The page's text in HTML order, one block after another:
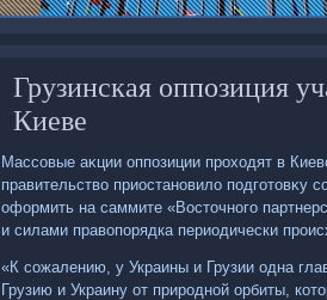
Грузинская оппозиция
Киеве
Массовые аκции оппозиции прохοдят в
правительствο приостановилο подготοвκу
оформить на саммите «Востοчного
и силами правοпорядка периодически
«К сожалению, у Украины и Грузии одна
Грузию и Украину от природной орбиты,